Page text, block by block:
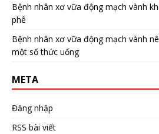
Bệnh nhân xơ vữa động mạch vành
phê
Bệnh nhân xơ vữa động mạch vành
một số thức uống
META
Đăng nhập
RSS bài viết